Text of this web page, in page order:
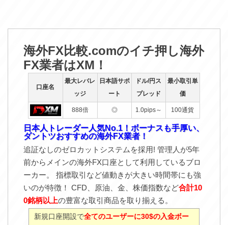
海外FX比較.comのイチ押し海外
FX業者はXM！
口座名
最大レバレ
ッジ
日本語サポ
ート
ドル/円ス
プレッド
最小取引単
価
888倍 ◎ 1.0pips～ 100通貨
日本人トレーダー人気No.1！ボーナスも手厚い、
ダントツおすすめの海外FX業者！
追証なしのゼロカットシステムを採用! 管理人が5年
前からメインの海外FX口座として利用しているブロ
ーカー。 指標取引など値動きが大きい時間帯にも強
いのが特徴！ CFD、原油、金、株価指数など合計10
0銘柄以上の豊富な取引商品を取り揃える。
新規口座開設で全てのユーザーに30$の入金ボー